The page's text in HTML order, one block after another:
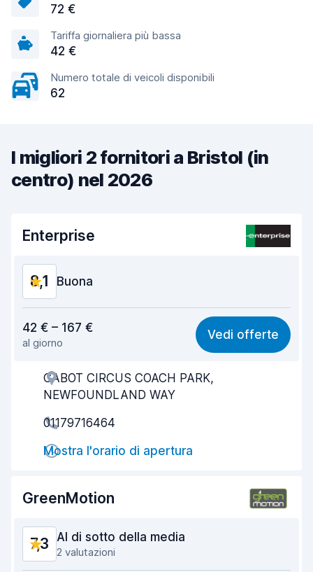
72 €
Tariffa giornaliera più bassa
42 €
Numero totale di veicoli disponibili
62
I migliori 2 fornitori a Bristol (in
centro) nel 2026
Enterprise
8,1 Buona
7,8
Facile da trovare 8,2
Gentilezza degli agenti
Condizioni dell'auto 8,3
42 € – 167 €
al giorno
Vedi offerte
CABOT CIRCUS COACH PARK,
NEWFOUNDLAND WAY
01179716464
Mostra l'orario di apertura
GreenMotion
7,3 Al di sotto della media
2 valutazioni